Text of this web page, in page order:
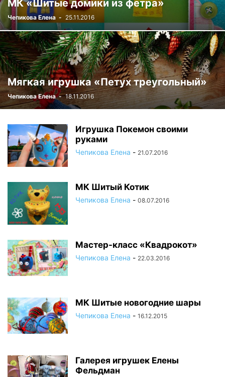
МК «Шитые домики из фетра»
Чепикова Елена - 25.11.2016
Мягкая игрушка «Петух треугольный»
Чепикова Елена - 18.11.2016
Игрушка Покемон своими
руками
Чепикова Елена - 21.07.2016
МК Шитый Котик
Чепикова Елена - 08.07.2016
Мастер-класс «Квадрокот»
Чепикова Елена - 22.03.2016
МК Шитые новогодние шары
Чепикова Елена - 16.12.2015
Галерея игрушек Елены
Фельдман